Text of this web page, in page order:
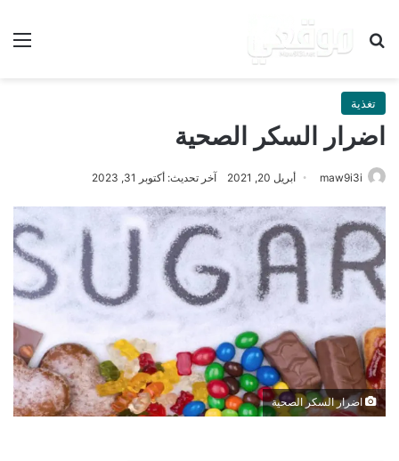
بحث عن
تغذية
اضرار السكر الصحية
maw9i3i أبريل 20, 2021 آخر تحديث: أكتوبر 31, 2023
اضرار السكر الصحية